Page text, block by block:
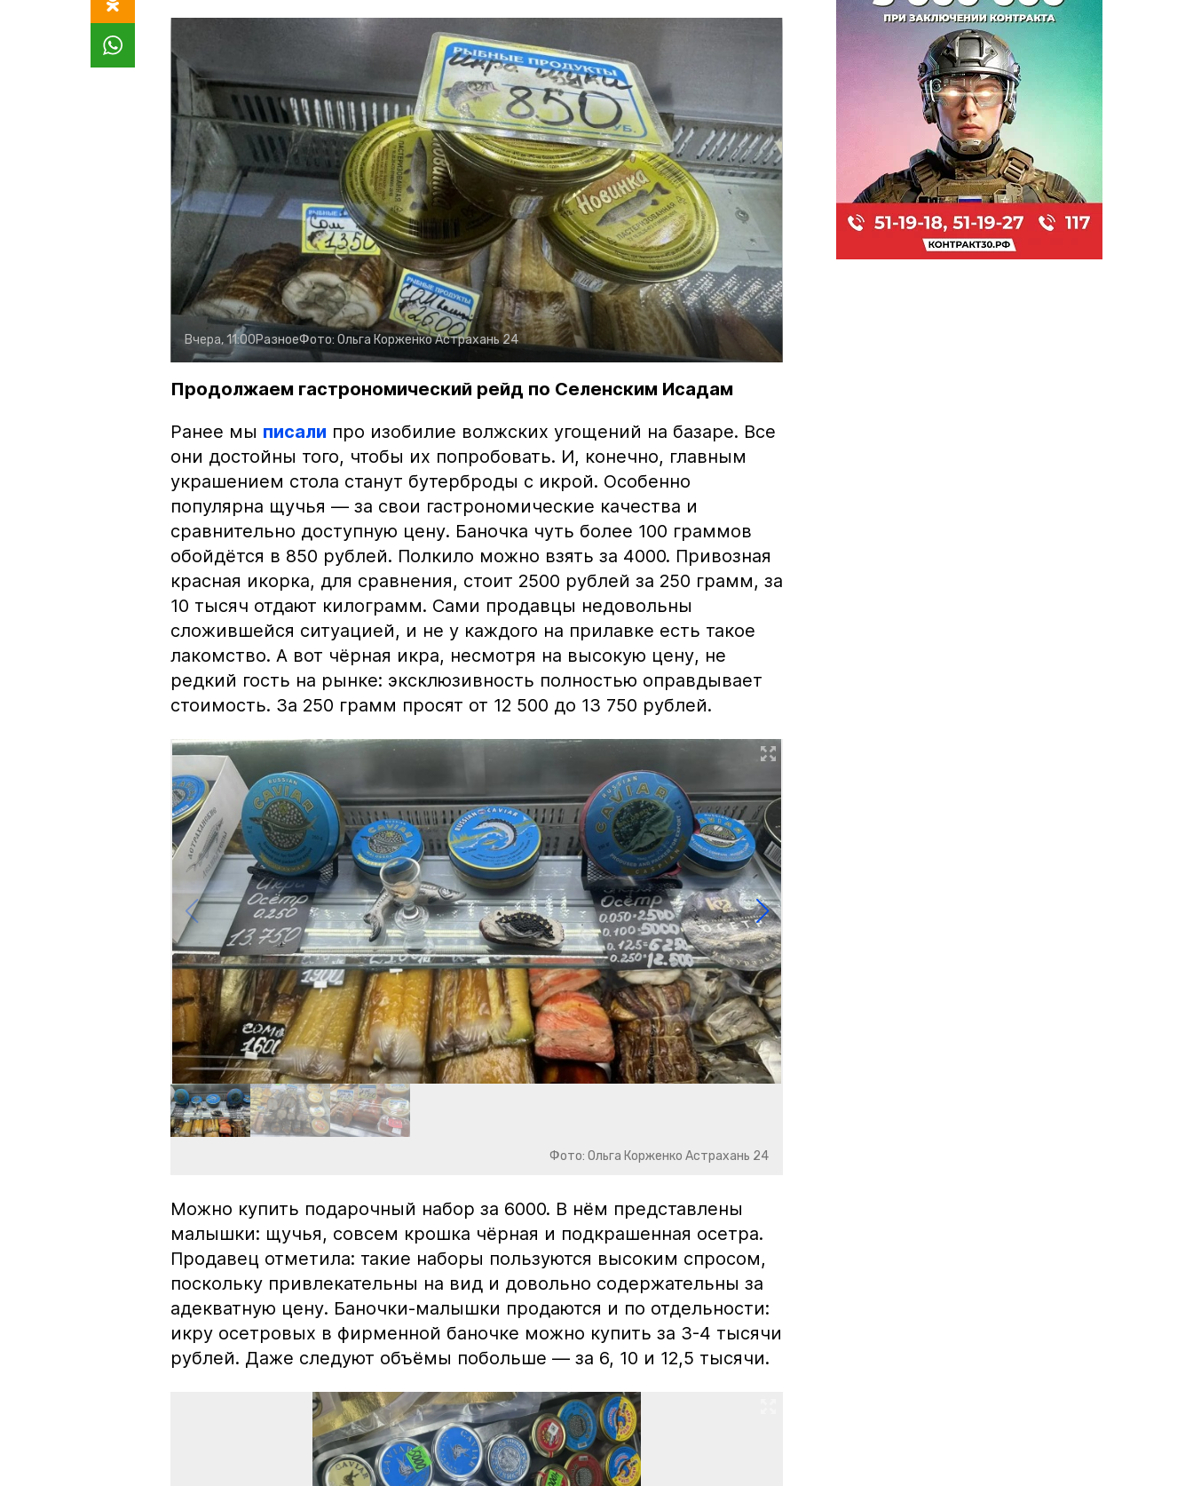
Вчера, 11:00РазноеФото: Ольга КорженкоАстрахань 24
Продолжаем гастрономический рейд по Селенским Исадам
Ранее мы писали про изобилие волжских угощений на базаре. Все
они достойны того, чтобы их попробовать. И, конечно, главным
украшением стола станут бутерброды с икрой. Особенно
популярна щучья — за свои гастрономические качества и
сравнительно доступную цену. Баночка чуть более 100 граммов
обойдётся в 850 рублей. Полкило можно взять за 4000. Привозная
красная икорка, для сравнения, стоит 2500 рублей за 250 грамм, за
10 тысяч отдают килограмм. Сами продавцы недовольны
сложившейся ситуацией, и не у каждого на прилавке есть такое
лакомство. А вот чёрная икра, несмотря на высокую цену, не
редкий гость на рынке: эксклюзивность полностью оправдывает
стоимость. За 250 грамм просят от 12 500 до 13 750 рублей.
Фото: Ольга Корженко Астрахань 24
Можно купить подарочный набор за 6000. В нём представлены
малышки: щучья, совсем крошка чёрная и подкрашенная осетра.
Продавец отметила: такие наборы пользуются высоким спросом,
поскольку привлекательны на вид и довольно содержательны за
адекватную цену. Баночки-малышки продаются и по отдельности:
икру осетровых в фирменной баночке можно купить за 3-4 тысячи
рублей. Даже следуют объёмы побольше — за 6, 10 и 12,5 тысячи.